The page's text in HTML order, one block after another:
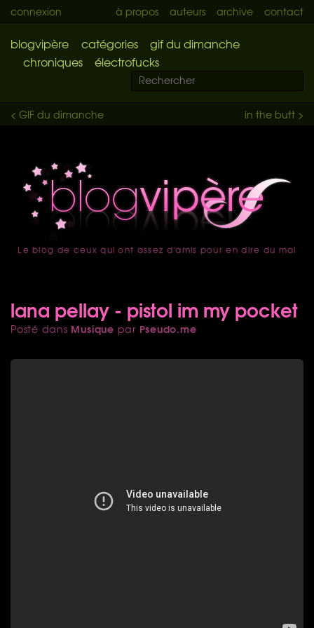
connexion à propos auteurs archive contact
blogvipère catégories
gif du dimanche
chroniques
électrofucks
in the butt >
< GIF du dimanche
accueil
Le blog de ceux qui ont assez d'amis pour en dire du mal
lana pellay - pistol im my pocket
Posté dans Musique par Pseudo.me